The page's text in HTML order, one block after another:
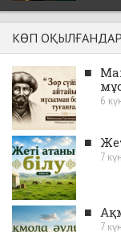
КӨП ОҚЫЛҒАНДАР
■
6
■
7
■
7